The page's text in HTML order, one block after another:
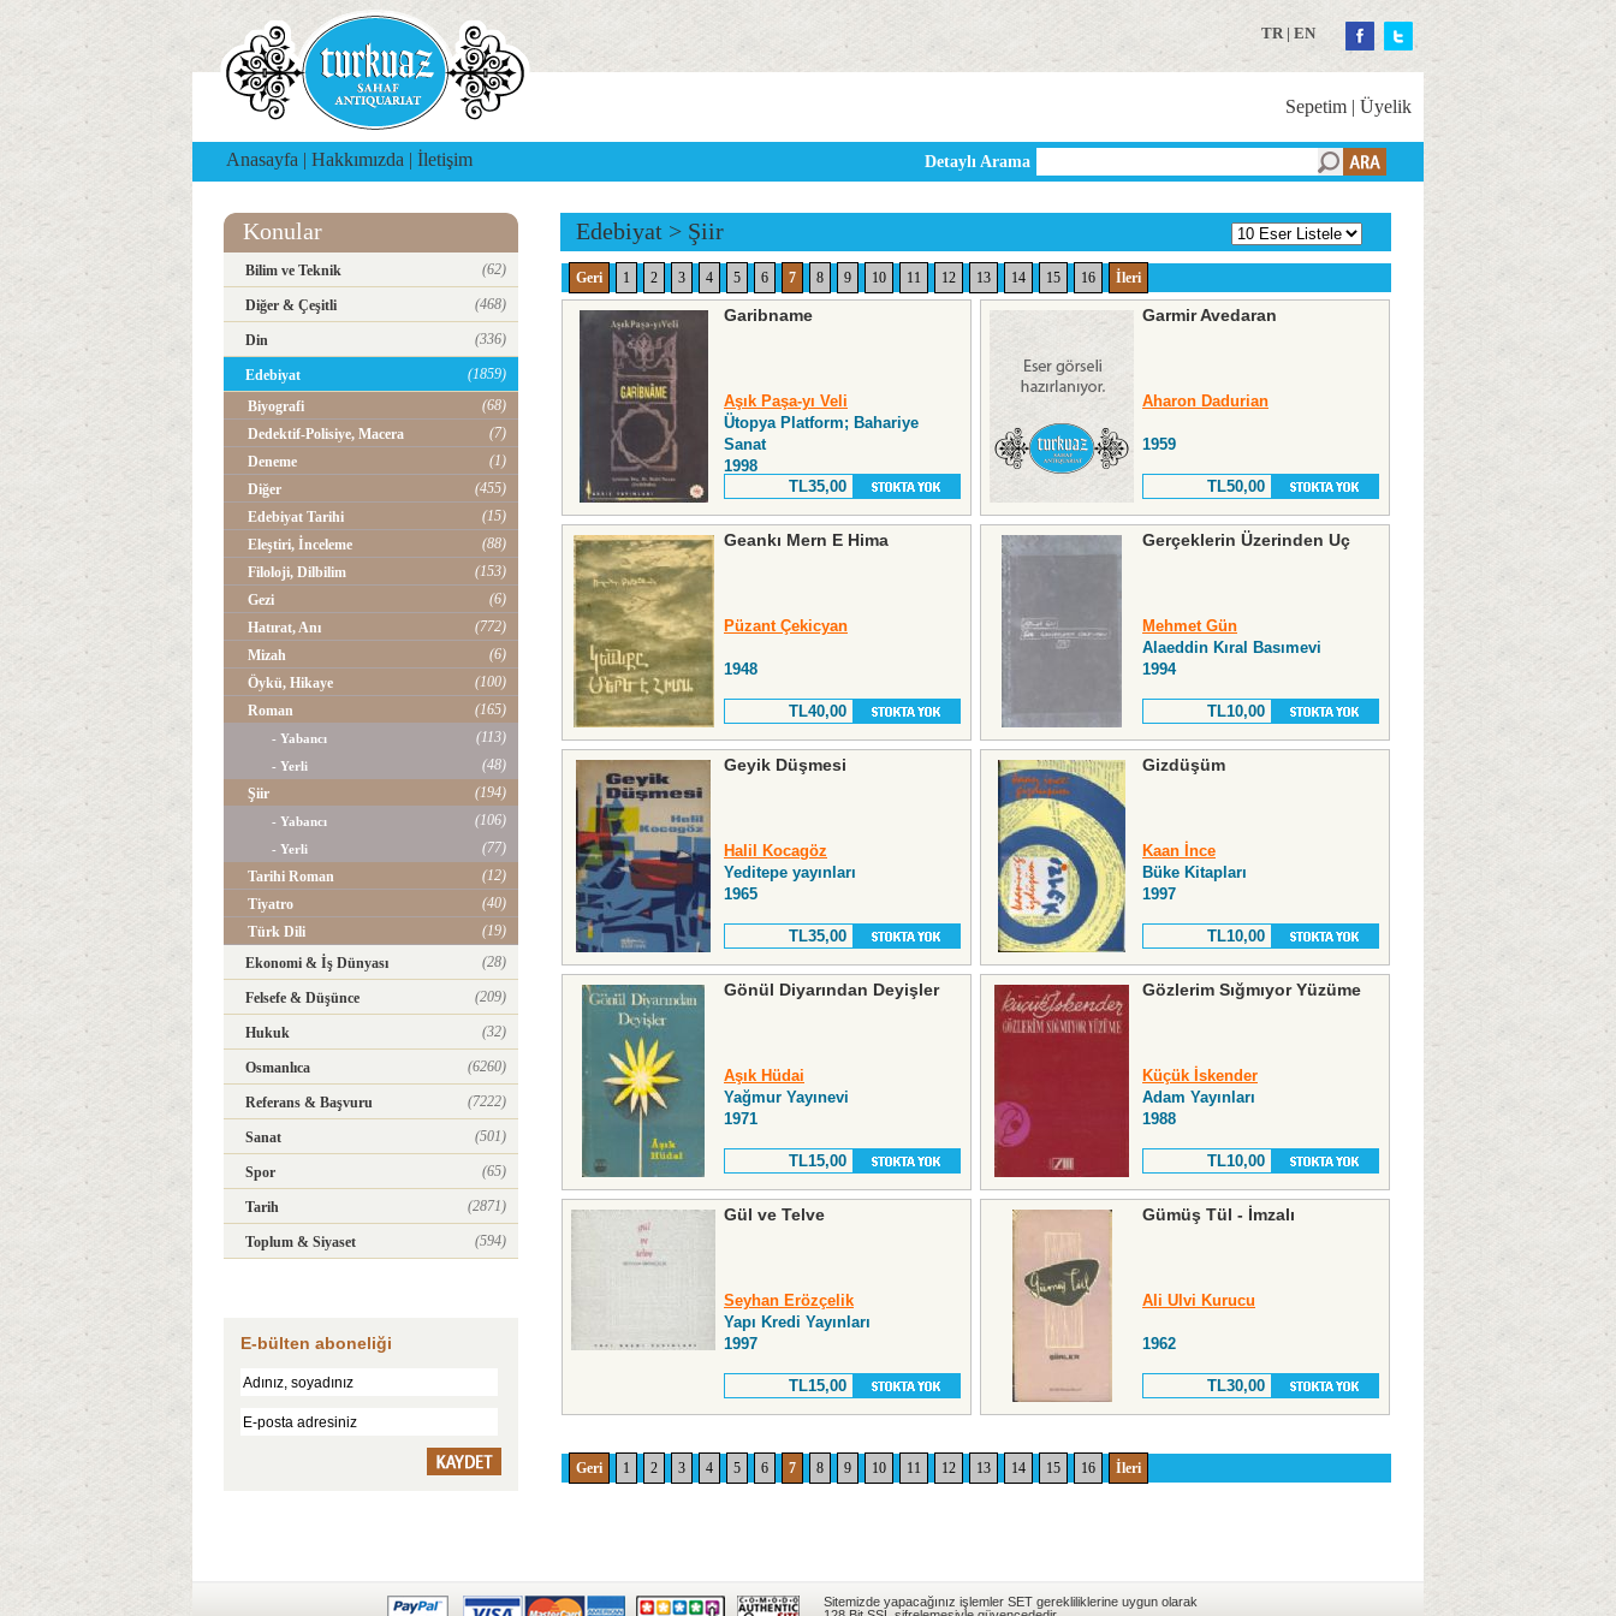
TR| EN
Sepetim | Üyelik
Anasayfa | Hakkımızda | İletişim Detaylı Arama
Konular
Bilim ve Teknik (62)
Diğer & Çeşitli (468)
Din (336)
Edebiyat
(1859)
Biyografi
(68)
Dedektif-Polisiye, Macera
(7)
Deneme
(1)
Diğer
(455)
Edebiyat Tarihi
(15)
Eleştiri, İnceleme
(88)
Filoloji, Dilbilim
(153)
Gezi
(6)
Hatırat, Anı
(772)
Mizah
(6)
Öykü, Hikaye
(100)
Roman
(165)
- Yabancı (113)
- Yerli
(48)
Şiir
(194)
- Yabancı (106)
- Yerli
(77)
Tarihi Roman
(12)
Tiyatro
(40)
Türk Dili
(19)
Ekonomi & İş Dünyası
(28)
Felsefe & Düşünce (209)
Hukuk (32)
Osmanlıca (6260)
Referans & Başvuru (7222)
Sanat (501)
Spor (65)
Tarih (2871)
Toplum & Siyaset (594)
E-bülten aboneliği
Edebiyat > Şiir
Geri 1 2 3 4 5 6 7 8 9 10 11 12 13 14 15 16 İleri
Garibname
Aşık Paşa-yı Veli
Ütopya Platform; Bahariye
Sanat
1998
TL35,00
Garmir Avedaran
Aharon Dadurian
1959
TL50,00
Geankı Mern E Hima
Püzant Çekicyan
1948
TL40,00
Gerçeklerin Üzerinden Uç
Mehmet Gün
Alaeddin Kıral Basımevi
1994
TL10,00
Geyik Düşmesi
Halil Kocagöz
Yeditepe yayınları
1965
TL35,00
Gizdüşüm
Kaan İnce
Büke Kitapları
1997
TL10,00
Gönül Diyarından Deyişler
Aşık Hüdai
Yağmur Yayınevi
1971
TL15,00
Gözlerim Sığmıyor Yüzüme
Küçük İskender
Adam Yayınları
1988
TL10,00
Gül ve Telve
Seyhan Erözçelik
Yapı Kredi Yayınları
1997
TL15,00
Gümüş Tül - İmzalı
Ali Ulvi Kurucu
1962
TL30,00
Geri 1 2 3 4 5 6 7 8 9 10 11 12 13 14 15 16 İleri
Sitemizde yapacağınız işlemler SET gerekliliklerine uygun olarak